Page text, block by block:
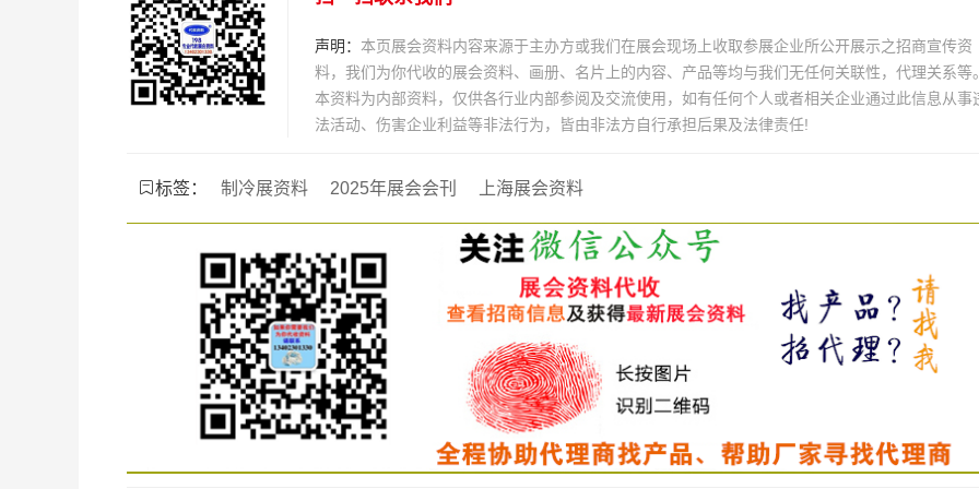
声明： 本页展会资料内容来源于主办方或我们在展会现场上收取参展企业所公开展示之招商宣传资
料，我们为你代收的展会资料、画册、名片上的内容、产品等均与我们无任何关联性，代理关系等
本资料为内部资料，仅供各行业内部参阅及交流使用，如有任何个人或者相关企业通过此信息从事
法活动、伤害企业利益等非法行为，皆由非法方自行承担后果及法律责任!
标签： 制冷展资料 2025年展会会刊 上海展会资料